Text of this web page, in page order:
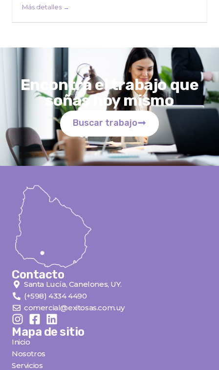
Más detalles
Encontrá el trabajo que
soñas hoy mismo
Buscar trabajo
Contacto
Santa Lucía, Canelones, UY.
(+598) 4334 4490
comercial@exitosas.com.uy
Mapa de sitio
Inicio
Nosotros
Servicios